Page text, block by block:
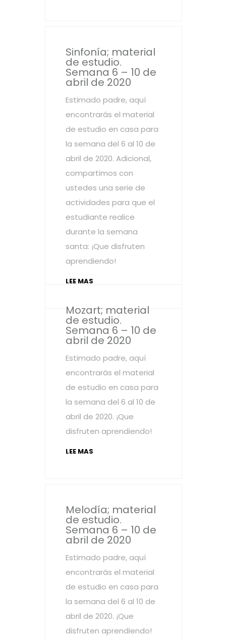
Sinfonía; material
de estudio.
Semana 6 – 10 de
abril de 2020
Estimado padre, aquí
encontrarás el material
de estudio en casa para
la semana del 6 al 10 de
abril de 2020. Adicional,
compartimos con
ustedes una serie de
actividades para que el
estudiante realice
durante la semana
santa: ¡Que disfruten
aprendiendo!
LEE MAS
Mozart; material
de estudio.
Semana 6 – 10 de
abril de 2020
Estimado padre, aquí
encontrarás el material
de estudio en casa para
la semana del 6 al 10 de
abril de 2020. ¡Que
disfruten aprendiendo!
LEE MAS
Melodía; material
de estudio.
Semana 6 – 10 de
abril de 2020
Estimado padre, aquí
encontrarás el material
de estudio en casa para
la semana del 6 al 10 de
abril de 2020. ¡Que
disfruten aprendiendo!